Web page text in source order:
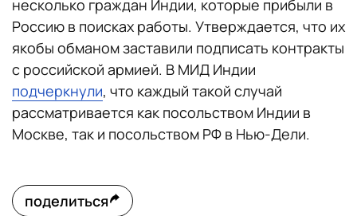
несколько граждан Индии, которые прибыли в
Россию в поисках работы. Утверждается, что их
якобы обманом заставили подписать контракты
с российской армией. В МИД Индии
подчеркнули, что каждый такой случай
рассматривается как посольством Индии в
Москве, так и посольством РФ в Нью-Дели.
поделиться